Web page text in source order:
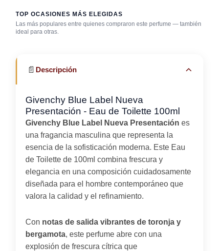
TOP OCASIONES MÁS ELEGIDAS
Las más populares entre quienes compraron este perfume — también
ideal para otras.
Día caluroso /
clima cálido
📄 Descripción
Givenchy Blue Label Nueva
Presentación - Eau de Toilette 100ml
Givenchy Blue Label Nueva Presentación es
una fragancia masculina que representa la
esencia de la sofisticación moderna. Este Eau
de Toilette de 100ml combina frescura y
elegancia en una composición cuidadosamente
diseñada para el hombre contemporáneo que
valora la calidad y el refinamiento.
Con notas de salida vibrantes de toronja y
bergamota, este perfume abre con una
explosión de frescura cítrica que